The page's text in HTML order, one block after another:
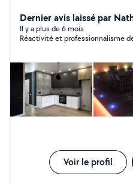
Dernier avis laissé par
Il y a plus de 6 mois
Réactivité et professionnalisme
Voir le profil